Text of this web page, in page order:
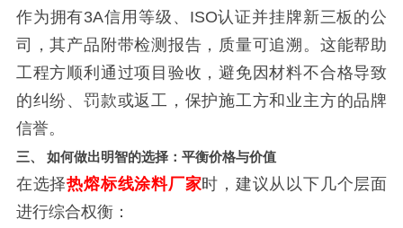
作为拥有3A信用等级、ISO认证并挂牌新三板的公
司，其产品附带检测报告，质量可追溯。这能帮助
工程方顺利通过项目验收，避免因材料不合格导致
的纠纷、罚款或返工，保护施工方和业主方的品牌
信誉。
三、 如何做出明智的选择：平衡价格与价值
在选择热熔标线涂料厂家时，建议从以下几个层面
进行综合权衡：